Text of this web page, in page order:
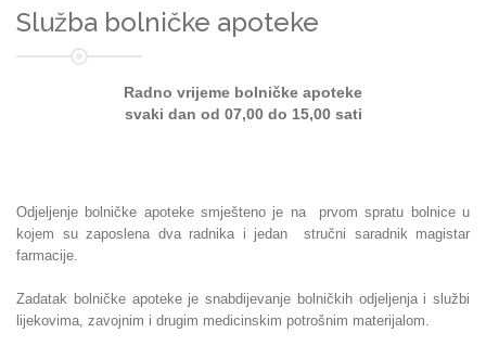
Služba bolničke apoteke
Radno vrijeme bolničke apoteke
svaki dan od 07,00 do 15,00 sati
Odjeljenje bolničke apoteke smješteno je na prvom spratu bolnice u
kojem su zaposlena dva radnikai jedan stručni saradnik magistar
farmacije.
Zadatak bolničke apoteke je snabdijevanje bolničkih odjeljenja i službi
lijekovima, zavojnim i drugim medicinskim potrošnim materijalom.